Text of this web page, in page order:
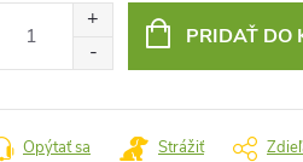
PRIDAŤ DO
Opýtať sa Strážiť